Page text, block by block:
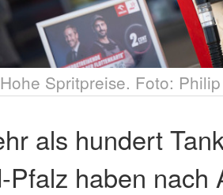
Hohe Spritpreise. Foto:
als hundert
Pfalz haben nach